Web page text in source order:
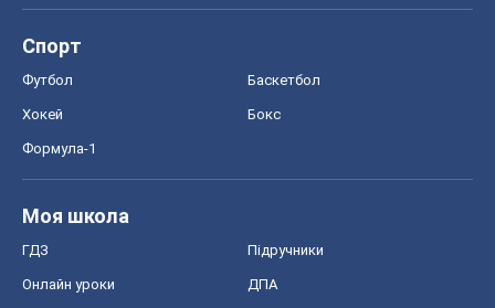
Спорт
Футбол Баскетбол
Хокей Бокс
Формула-1
Моя школа
ГДЗ Підручники
Онлайн уроки ДПА